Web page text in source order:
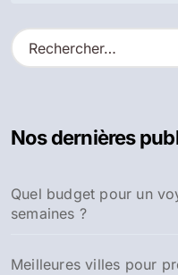
l’article
R
e
r
e
r
Nos dernières
Quel budget pour un
semaines ?
Meilleures villes pour